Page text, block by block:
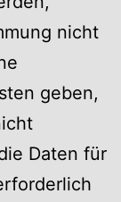
nicht
geben,
Daten für